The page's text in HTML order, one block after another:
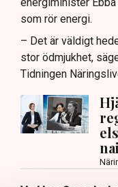
som rör energi.
– Det är väldigt
stor ödmjukhet,
Tidningen